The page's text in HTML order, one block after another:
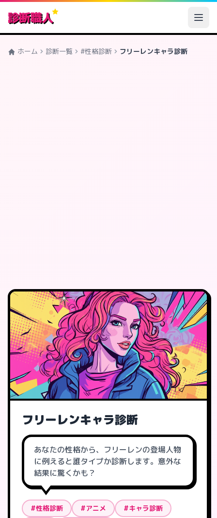
診断職人
ホーム 診断一覧 #性格診断 フリーレンキャラ診断
フリーレンキャラ診断
あなたの性格から、フリーレンの登場人物
に例えると誰タイプか診断します。意外な
結果に驚くかも？
#性格診断 #アニメ
#キャラ診断